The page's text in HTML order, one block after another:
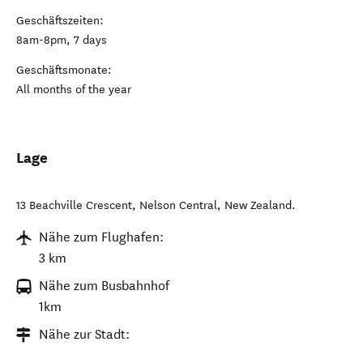
Geschäftszeiten:
8am-8pm, 7 days
Geschäftsmonate:
All months of the year
Lage
13 Beachville Crescent, Nelson Central, New Zealand.
Nähe zum Flughafen:
3 km
Nähe zum Busbahnhof
1km
Nähe zur Stadt: